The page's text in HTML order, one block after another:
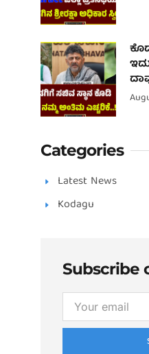
Categories
Latest News
Kodagu
Subscribe